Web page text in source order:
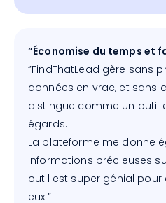
”Économise du temps et
”FindThatLead gère sans
données en vrac, et sans
distingue comme un outil
égards.
La plateforme me donne
informations précieuses
outil est super génial
eux!”